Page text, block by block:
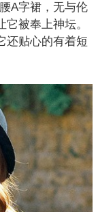
A字裙，无与伦
被奉上神坛。
还贴心的有着短